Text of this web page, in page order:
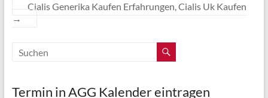
Cialis Generika Kaufen Erfahrungen, Cialis Uk Kaufen
→
Termin in AGG Kalender eintragen